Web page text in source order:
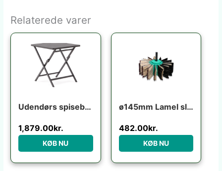
Relaterede varer
Udendørs spisebord klapbord Kave Home Torreta aluminium grafit foldbart 70×70 cm til 4 personer
1,879.00kr.
KØB NU
ø145mm Lamel slibebørste til boremaskine
482.00kr.
KØB NU